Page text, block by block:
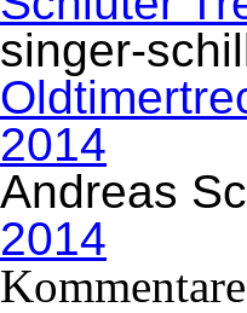
singer-
2014
Andreas
2014
Kommentare